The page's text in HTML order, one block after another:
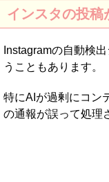
インスタの投稿
Instagramの自動検
うこともあります。
特にAIが過剰にコン
の通報が誤って処理